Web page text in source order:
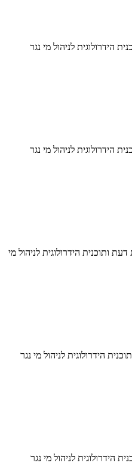
הידרולוגית לניהול מי נגר
לציון, חוות דעת ותוכנית הידרולוגית לניהול מי